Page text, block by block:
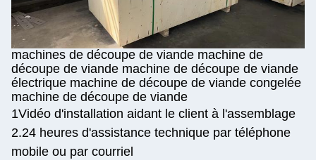
machines de découpe de viande machine de
découpe de viande machine de découpe de viande
électrique machine de découpe de viande congelée
machine de découpe de viande
1Vidéo d'installation aidant le client à l'assemblage
2.24 heures d'assistance technique par téléphone
mobile ou par courriel